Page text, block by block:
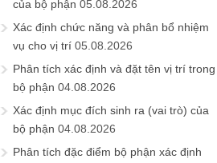
của bộ phận 05.08.2026
Xác định chức năng và phân bổ nhiệm
vụ cho vị trí 05.08.2026
Phân tích xác định và đặt tên vị trí trong
bộ phận 04.08.2026
Xác định mục đích sinh ra (vai trò) của
bộ phận 04.08.2026
Phân tích đặc điểm bộ phận xác định